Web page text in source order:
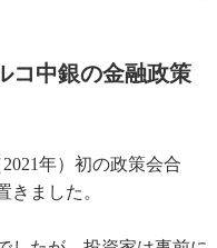
コ中銀の金融政策
年）初の政策会合
きました。